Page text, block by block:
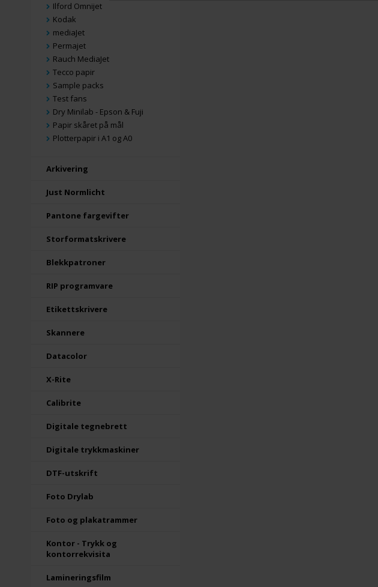
Ilford Omnijet
Kodak
mediaJet
Permajet
Rauch MediaJet
Tecco papir
Sample packs
Test fans
Dry Minilab - Epson & Fuji
Papir skåret på mål
Plotterpapir i A1 og A0
Arkivering
Just Normlicht
Pantone fargevifter
Storformatskrivere
Blekkpatroner
RIP programvare
Etikettskrivere
Skannere
Datacolor
X-Rite
Calibrite
Digitale tegnebrett
Digitale trykkmaskiner
DTF-utskrift
Foto Drylab
Foto og plakatrammer
Kontor - Trykk og
kontorrekvisita
Lamineringsfilm